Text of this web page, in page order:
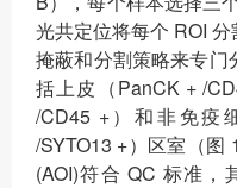
光共定位将每个 ROI
掩蔽和分割策略来专
括上皮（PanCK + /
/CD45 +）和非免疫
/SYTO13 +）区室（图
(AOI)符合 QC 标准，